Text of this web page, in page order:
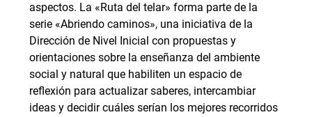
aspectos. La «Ruta del telar» forma parte de la
serie «Abriendo caminos», una iniciativa de la
Dirección de Nivel Inicial con propuestas y
orientaciones sobre la enseñanza del ambiente
social y natural que habiliten un espacio de
reflexión para actualizar saberes, intercambiar
ideas y decidir cuáles serían los mejores recorridos